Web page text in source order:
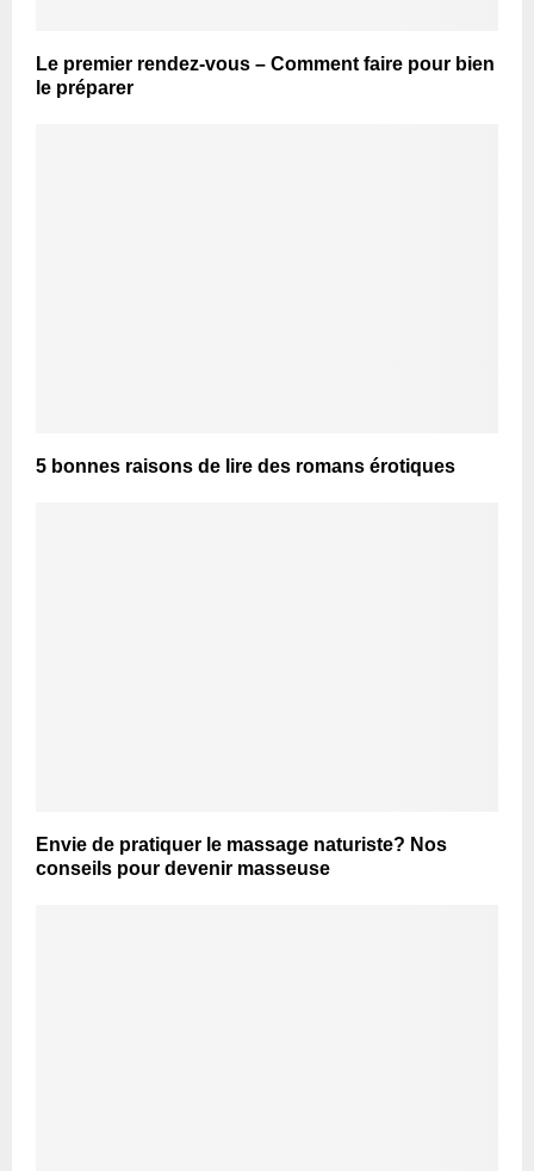
Le premier rendez-vous – Comment faire pour bien
le préparer
5 bonnes raisons de lire des romans érotiques
Envie de pratiquer le massage naturiste? Nos
conseils pour devenir masseuse